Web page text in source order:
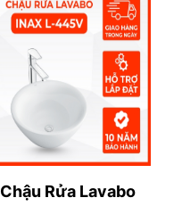
Chậu Rửa Lavabo